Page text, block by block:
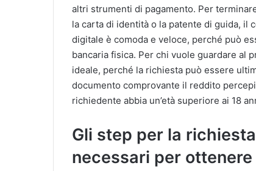
altri strumenti di pagamento. Per
la carta di identità o la patente di guida, il
digitale è comoda e veloce, perché può
bancaria fisica. Per chi vuole guardare al
ideale, perché la richiesta può essere
documento comprovante il reddito
richiedente abbia un’età superiore ai 18
Gli step per la
necessari per